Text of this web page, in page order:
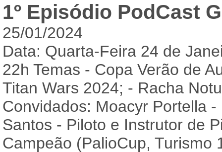
1º Episódio PodCast
25/01/2024
Data: Quarta-Feira 24 de
22h Temas - Copa Verão de
Titan Wars 2024; - Racha
Convidados: Moacyr Portella
Santos - Piloto e Instrutor de
Campeão (PalioCup, Turismo